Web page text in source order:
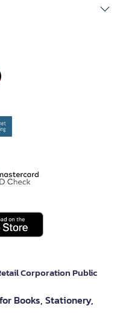
Corporation Public
Books, Stationery,